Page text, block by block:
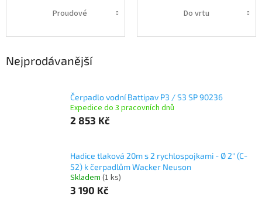
Proudové Do vrtu
Nejprodávanější
Čerpadlo vodní Battipav P3 / S3 SP 90236
Expedice do 3 pracovních dnů
2 853 Kč
Hadice tlaková 20m s 2 rychlospojkami - Ø 2" (C-
52) k čerpadlům Wacker Neuson
Skladem (1 ks)
3 190 Kč